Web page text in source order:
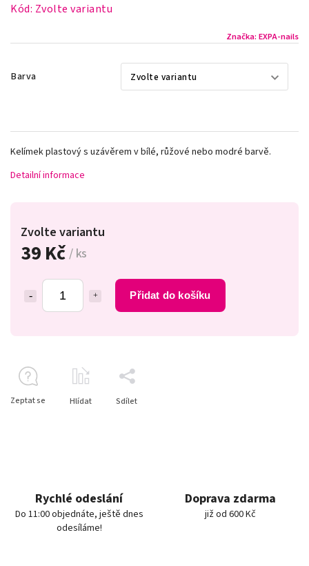
Kód: Zvolte variantu
Značka: EXPA-nails
Barva
39 Kč/ ks
Přidat do košíku
Zvolte variantu
Kelímek plastový s uzávěrem v bílé, růžové nebo modré barvě.
Detailní informace
Zeptat se Hlídat Sdílet
Rychlé odeslání
Do 11:00 objednáte, ještě dnes
odesíláme!
Doprava zdarma
již od 600 Kč